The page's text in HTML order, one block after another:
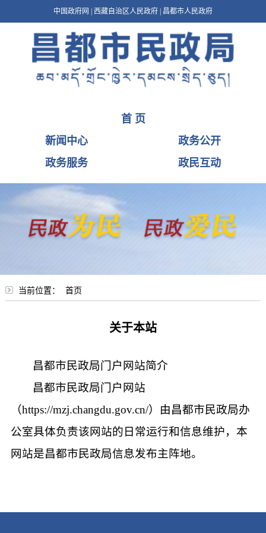
中国政府网 西藏自治区人民政府 昌都市人民政府
首 页
新闻中心
政务公开
政务服务
政民互动
当前位置： 首页
关于本站
昌都市民政局门户网站简介
昌都市民政局门户网站
（https://mzj.changdu.gov.cn/）由昌都市民政局办
公室具体负责该网站的日常运行和信息维护，本
网站是昌都市民政局信息发布主阵地。